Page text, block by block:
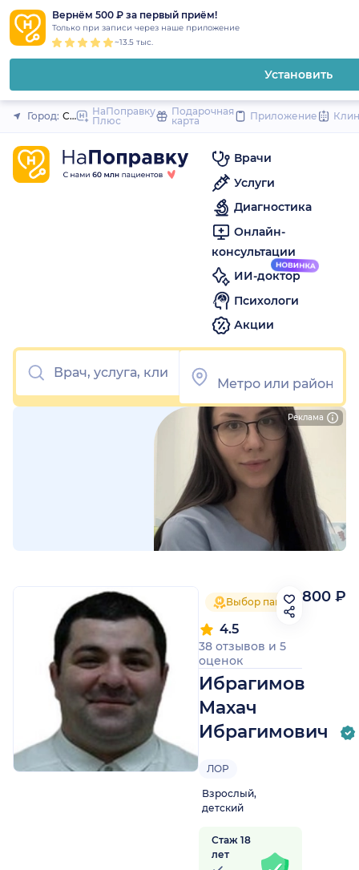
Вернём 500 ₽ за первый приём!
Только при записи через наше приложение
~13.5 тыс.
Установить
Закрыть
Город: Санкт-Петербург
НаПоправку
Плюс
Подарочная
карта
Приложение
Врачи
Услуги
Диагностика
Онлайн-
консультации
ИИ-доктор
Психологи
Акции
Выбор пациентов 2025
Ибрагимов
Махач
Ибрагимович
4.5
38 отзывов и 5
оценок
ЛОР
Взрослый,
детский
Стаж 18
лет
800 ₽
Реклама